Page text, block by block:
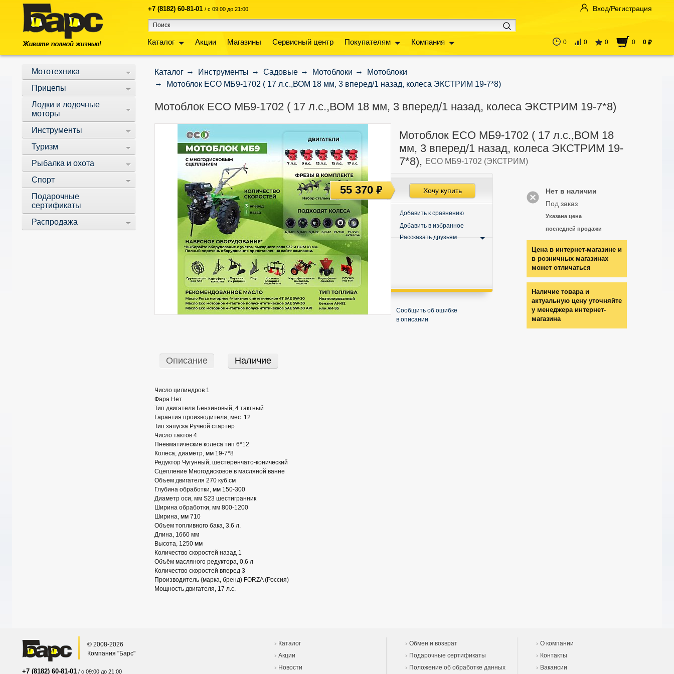
+7 (8182) 60-81-01 / с 09:00 до 21:00
Каталог Акции Магазины Сервисный центр Покупателям Компания
Вход/Регистрация
0 0 0 0 0 руб
Мототехника
Прицепы
Лодки и лодочные
моторы
Инструменты
Туризм
Рыбалка и охота
Спорт
Подарочные
сертификаты
Распродажа
Каталог Инструменты Садовые Мотоблоки
Мотоблоки
Мотоблок ECO МБ9-1702 ( 17 л.с.,ВОМ 18 мм, 3 вперед/1 назад, колеса ЭКСТРИМ 19-7*8)
Мотоблок ECO МБ9-1702 ( 17 л.с.,ВОМ 18 мм, 3 вперед/1 назад, колеса ЭКСТРИМ 19-7*8)
Мотоблок ECO МБ9-1702 ( 17 л.с.,ВОМ 18
мм, 3 вперед/1 назад, колеса ЭКСТРИМ 19-
7*8), ЕСО МБ9-1702 (ЭКСТРИМ)
Нет в наличии
Под заказ
Указана цена
последней продажи
Цена в интернет-магазине и
в розничных магазинах
может отличаться
Наличие товара и
актуальную цену уточняйте
у менеджера интернет-
магазина
Хочу купить
Добавить к сравнению
Добавить в избранное
Рассказать друзьям
Сообщить об ошибке
в описании
55 370руб
Описание Наличие
Число цилиндров 1
Фара Нет
Тип двигателя Бензиновый, 4 тактный
Гарантия производителя, мес. 12
Тип запуска Ручной стартер
Число тактов 4
Пневматические колеса тип 6*12
Колеса, диаметр, мм 19-7*8
Редуктор Чугунный, шестеренчато-конический
Сцепление Многодисковое в масляной ванне
Объем двигателя 270 куб.см
Глубина обработки, мм 150-300
Диаметр оси, мм S23 шестигранник
Ширина обработки, мм 800-1200
Ширина, мм 710
Объем топливного бака, 3.6 л.
Длина, 1660 мм
Высота, 1250 мм
Количество скоростей назад 1
Объём масляного редуктора, 0,6 л
Количество скоростей вперед 3
Производитель (марка, бренд) FORZA (Россия)
Мощность двигателя, 17 л.с.
© 2008-2026
Компания "Барс"
+7 (8182) 60-81-01 / с 09:00 до 21:00
Каталог
Акции
Новости
Обмен и возврат
Подарочные сертификаты
Положение об обработке данных
О компании
Контакты
Вакансии